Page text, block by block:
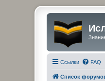
Ссылки FAQ
Список